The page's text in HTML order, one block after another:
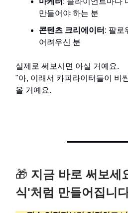
만들어야 하는 분
콘텐츠 크리에이터 : 팔로
어려우신 분
실제로 써보시면 아실 거예요.
"아, 이래서 카피라이터들이 비
올 거예요.
🎁 지금 바로 써보세
식'처럼 만들어집니